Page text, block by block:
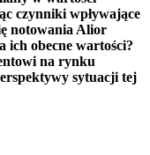
czynniki wpływające
notowania Alior
ich obecne wartości?
na rynku
sytuacji tej